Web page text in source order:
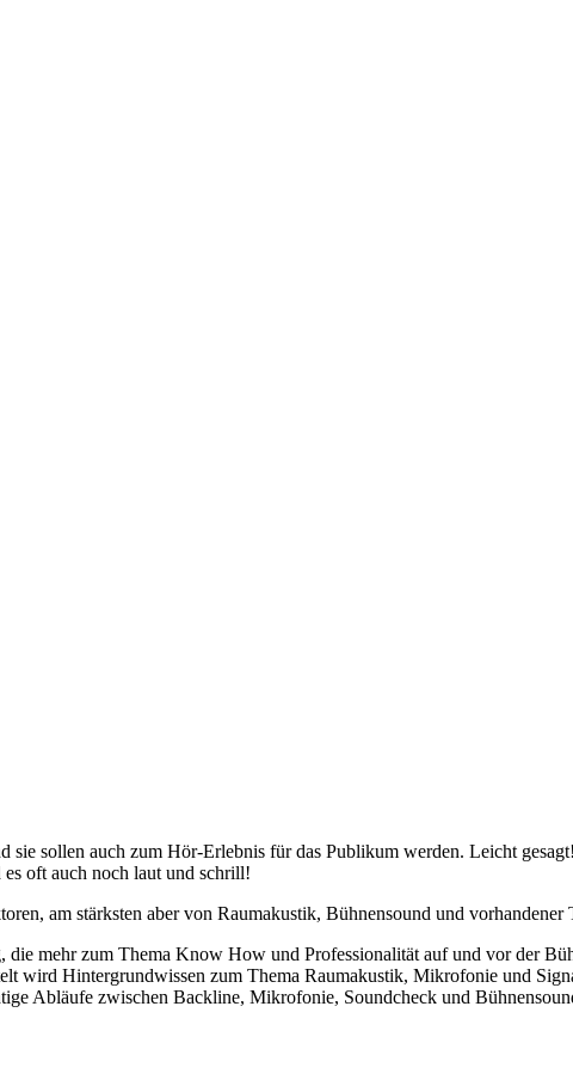
sollen auch zum Hör-Erlebnis für das Publikum werden. Leicht
oft auch noch laut und schrill!
am stärksten aber von Raumakustik, Bühnensound und
mehr zum Thema Know How und Professionalität auf und vor der
wird Hintergrundwissen zum Thema Raumakustik, Mikrofonie und
Abläufe zwischen Backline, Mikrofonie, Soundcheck und